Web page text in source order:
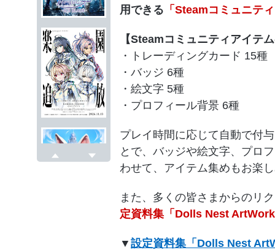
用できる 「Steamコミュニテ
【Steamコミュニティアイテ
・トレーディングカード 15種
・バッジ 6種
・絵文字 5種
・プロフィール背景 6種
プレイ時間に応じて自動で付
とで、バッジや絵文字、プロ
わせて、アイテム集めもお楽
また、多くの皆さまからのリ
定資料集「Dolls Nest
▼ 設定資料集「Dolls Nest